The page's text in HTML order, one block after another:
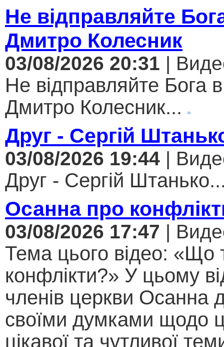
Не відправляйте
Дмитро Колесник
03/08/2026 20:31 |
Не відправляйте Бога
Дмитро Колесник...
Друг - Сергій
03/08/2026 19:44 |
Друг - Сергій
Осанна про
03/08/2026 17:47 |
Тема цього відео: «Що
конфлікти?» У цьому
членів церкви Осанна
своїми думками щодо
цікавої та чутливої